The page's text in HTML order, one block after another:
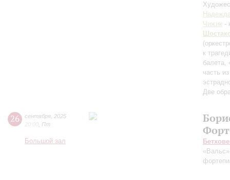
Чижик -
к
балета,
часть
Две
26 сентября 2025
20:00 Пт
Большой зал